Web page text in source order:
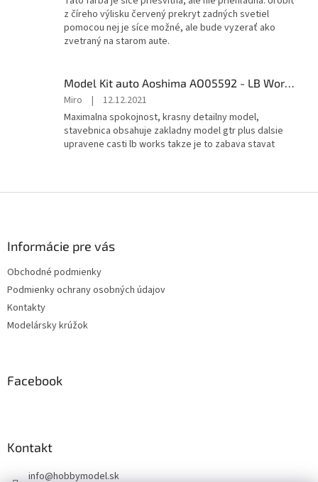
je
3
z
z číreho výlisku červený prekryt zadných svetiel
pomocou nej je síce možné, ale bude vyzerať ako
zvetraný na starom aute.
Model Kit auto Aoshima AO05592 - LB Works Nissan R35 GT-R type 2 Ver.2 (1:24)
Hodnotenie
produktu
je
5
Miro |
12.12.2021
Maximalna spokojnost, krasny detailny model,
stavebnica obsahuje zakladny model gtr plus dalsie
upravene casti lb works takze je to zabava stavat
Informácie pre vás
Obchodné podmienky
Podmienky ochrany osobných údajov
Kontakty
Modelársky krúžok
Facebook
Kontakt
info@hobbymodel.sk